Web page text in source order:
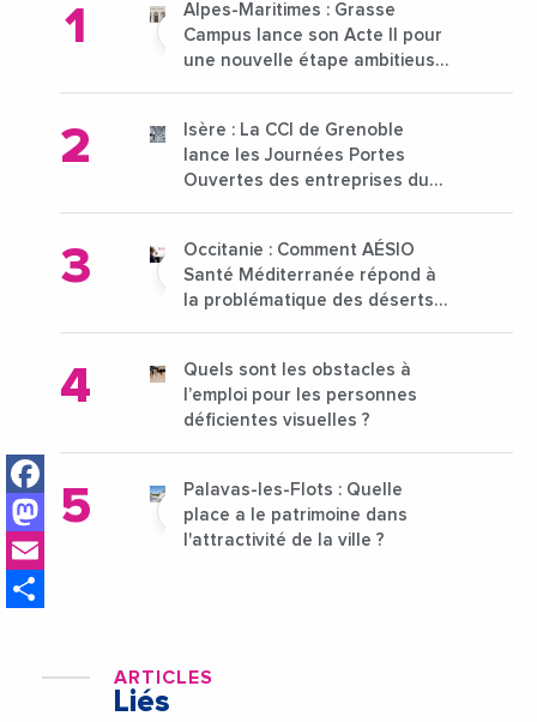
Facebook
Mastodon
Alpes-Maritimes : Grasse
Campus lance son Acte II pour
une nouvelle étape ambitieuse
Isère : La CCI de Grenoble
lance les Journées Portes
Ouvertes des entreprises du
Occitanie : Comment AÉSIO
Santé Méditerranée répond à
la problématique des déserts
Quels sont les obstacles à
l’emploi pour les personnes
déficientes visuelles ?
Palavas-les-Flots : Quelle
place a le patrimoine dans
l'attractivité de la ville ?
ARTICLES
Liés